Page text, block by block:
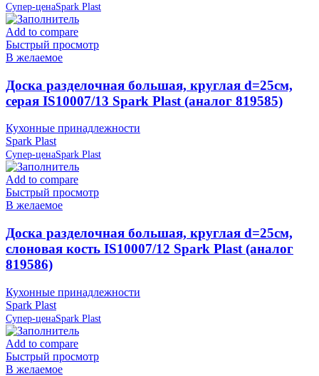
Супер-ценаSpark Plast
Add to compare
Быстрый просмотр
В желаемое
Доска разделочная большая, круглая d=25см,
серая IS10007/13 Spark Plast (аналог 819585)
Кухонные принадлежности
Spark Plast
Супер-ценаSpark Plast
Add to compare
Быстрый просмотр
В желаемое
Доска разделочная большая, круглая d=25см,
слоновая кость IS10007/12 Spark Plast (аналог
819586)
Кухонные принадлежности
Spark Plast
Супер-ценаSpark Plast
Add to compare
Быстрый просмотр
В желаемое